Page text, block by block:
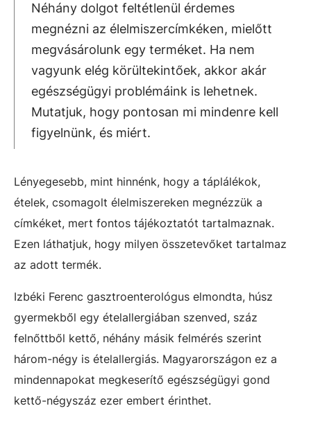
Néhány dolgot feltétlenül érdemes
megnézni az élelmiszercímkéken, mielőtt
megvásárolunk egy terméket. Ha nem
vagyunk elég körültekintőek, akkor akár
egészségügyi problémáink is lehetnek.
Mutatjuk, hogy pontosan mi mindenre kell
figyelnünk, és miért.
Lényegesebb, mint hinnénk, hogy a táplálékok,
ételek, csomagolt élelmiszereken megnézzük a
címkéket, mert fontos tájékoztatót tartalmaznak.
Ezen láthatjuk, hogy milyen összetevőket tartalmaz
az adott termék.
Izbéki Ferenc gasztroenterológus elmondta, húsz
gyermekből egy ételallergiában szenved, száz
felnőttből kettő, néhány másik felmérés szerint
három-négy is ételallergiás. Magyarországon ez a
mindennapokat megkeserítő egészségügyi gond
kettő-négyszáz ezer embert érinthet.